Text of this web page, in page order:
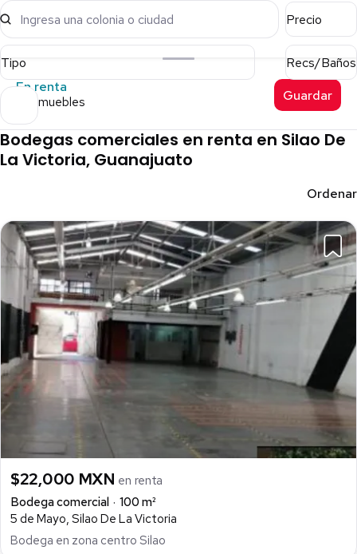
Ingresa una colonia o ciudad Precio
Tipo
Recs/Baños
En renta
14 inmuebles Guardar
Bodegas comerciales en renta en Silao De
La Victoria, Guanajuato
Ordenar
$22,000 MXN en renta
Bodega comercial
100 m²
5 de Mayo, Silao De La Victoria
Bodega en zona centro Silao